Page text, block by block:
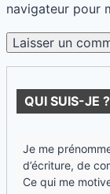
navigateur pour
QUI SUIS-JE ?
Je me
d’écriture, de
Ce qui me